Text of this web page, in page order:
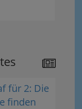
für 2: Die
finden